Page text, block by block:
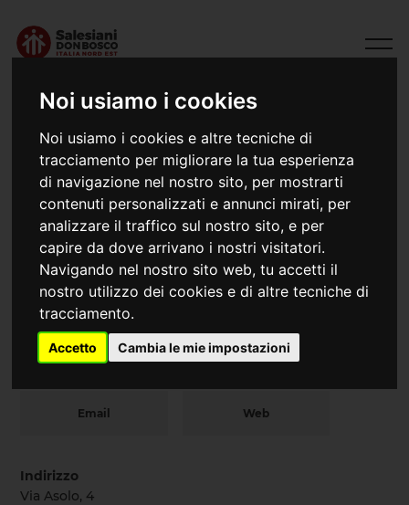
Noi usiamo i cookies
Noi usiamo i cookies e altre tecniche di
tracciamento per migliorare la tua esperienza
di navigazione nel nostro sito, per mostrarti
contenuti personalizzati e annunci mirati, per
analizzare il traffico sul nostro sito, e per
capire da dove arrivano i nostri visitatori.
Navigando nel nostro sito web, tu accetti il
nostro utilizzo dei cookies e di altre tecniche di
tracciamento.
Accetto Cambia le mie impostazioni
Padova
1957 [2019] Istituto Salesiano Domenico Savio
Email Web
Indirizzo
Via Asolo, 4